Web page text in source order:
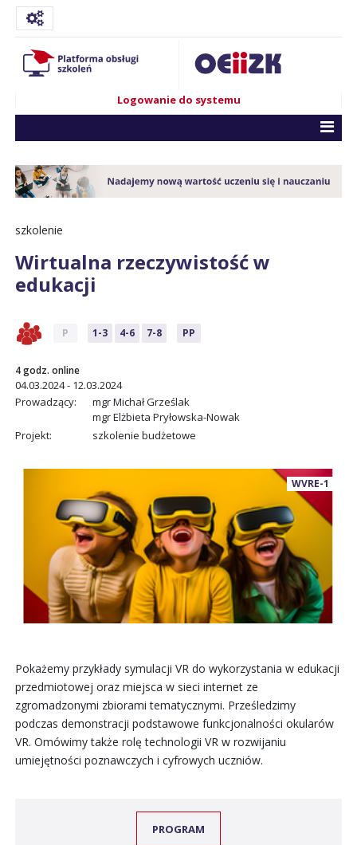
Logowanie do systemu
szkolenie
Wirtualna rzeczywistość w
edukacji
P 1-3 4-6 7-8 PP
4 godz. online
04.03.2024 - 12.03.2024
Prowadzący:
mgr Michał Grześlak
mgr Elżbieta Pryłowska-Nowak
Projekt:
szkolenie budżetowe
WVRE-1
Pokażemy przykłady symulacji VR do wykorzystania w edukacji
przedmiotowej oraz miejsca w sieci internet ze
zgromadzonymi zbiorami tematycznymi. Prześledzimy
podczas demonstracji podstawowe funkcjonalności okularów
VR. Omówimy także rolę technologii VR w rozwijaniu
umiejętności poznawczych i cyfrowych uczniów.
PROGRAM